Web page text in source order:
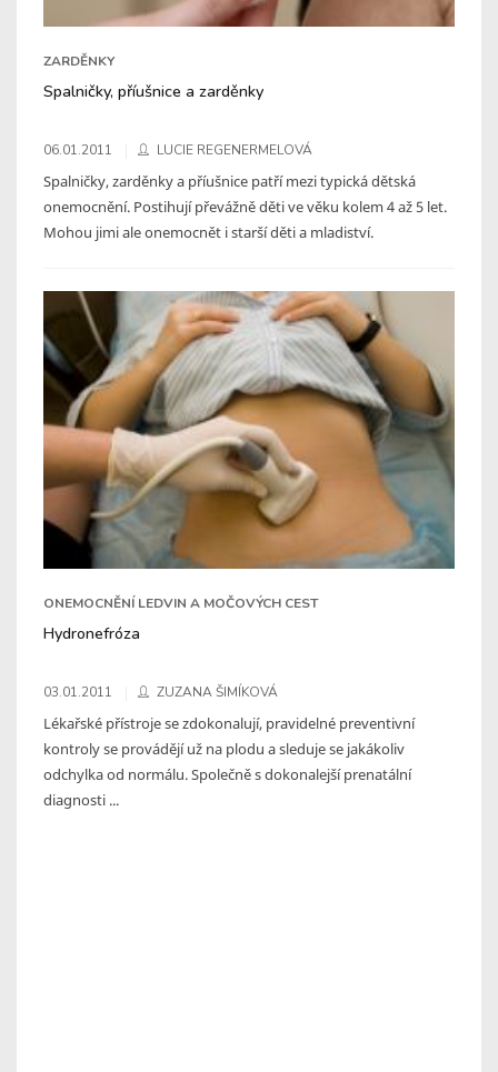
ZARDĚNKY
Spalničky, příušnice a zarděnky
06.01.2011 LUCIE REGENERMELOVÁ
Spalničky, zarděnky a příušnice patří mezi typická dětská
onemocnění. Postihují převážně děti ve věku kolem 4 až 5 let.
Mohou jimi ale onemocnět i starší děti a mladiství.
ONEMOCNĚNÍ LEDVIN A MOČOVÝCH CEST
Hydronefróza
03.01.2011 ZUZANA ŠIMÍKOVÁ
Lékařské přístroje se zdokonalují, pravidelné preventivní
kontroly se provádějí už na plodu a sleduje se jakákoliv
odchylka od normálu. Společně s dokonalejší prenatální
diagnosti ...